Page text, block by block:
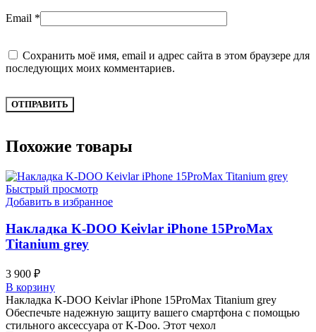
Email *
Сохранить моё имя, email и адрес сайта в этом браузере для
последующих моих комментариев.
Похожие товары
Быстрый просмотр
Добавить в избранное
Накладка K-DOO Keivlar iPhone 15ProMax
Titanium grey
3 900 ₽
В корзину
Накладка K-DOO Keivlar iPhone 15ProMax Titanium grey
Обеспечьте надежную защиту вашего смартфона с помощью
стильного аксессуара от K-Doo. Этот чехол